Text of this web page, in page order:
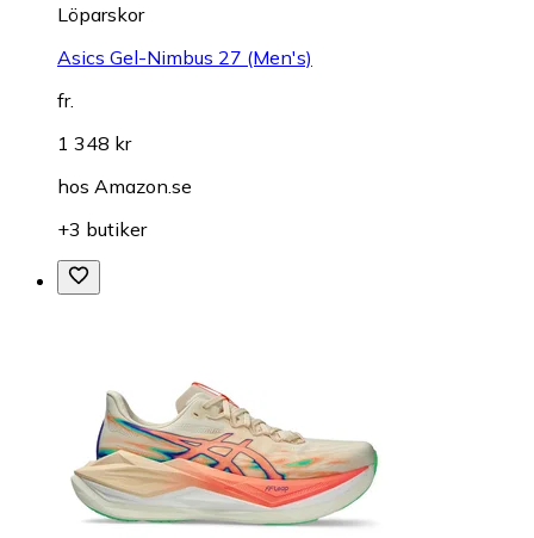
Löparskor
Asics Gel-Nimbus 27 (Men's)
fr.
1 348 kr
hos Amazon.se
+3 butiker